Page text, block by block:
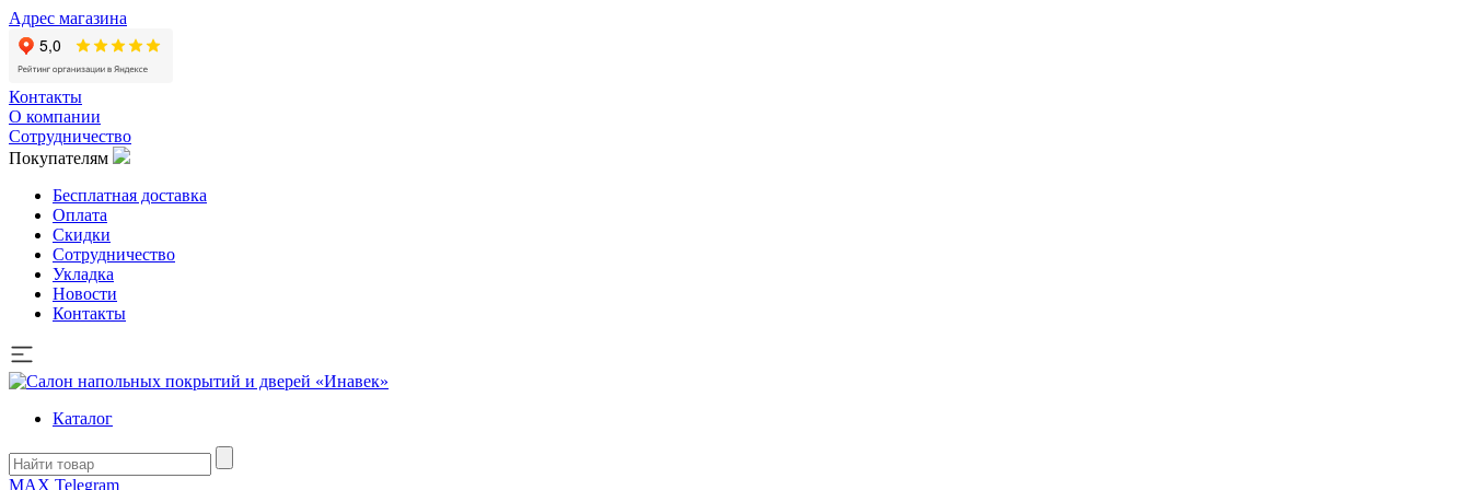
Адрес магазина
Контакты
О компании
Сотрудничество
Покупателям
Бесплатная доставка
Оплата
Скидки
Сотрудничество
Укладка
Новости
Контакты
Каталог
MAX Telegram